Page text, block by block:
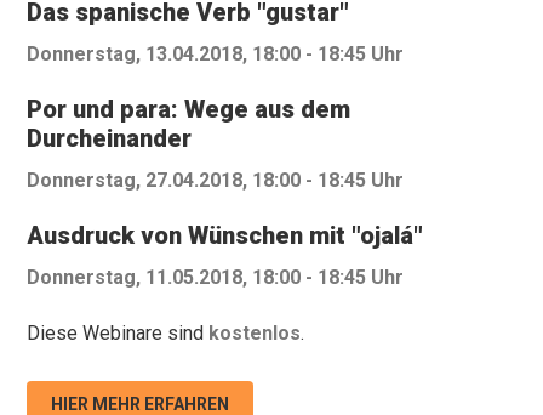
Das spanische Verb "gustar"
Donnerstag, 13.04.2018, 18:00 - 18:45 Uhr
Por und para: Wege aus dem
Durcheinander
Donnerstag, 27.04.2018, 18:00 - 18:45 Uhr
Ausdruck von Wünschen mit "ojalá"
Donnerstag, 11.05.2018, 18:00 - 18:45 Uhr
Diese Webinare sind kostenlos.
HIER MEHR ERFAHREN